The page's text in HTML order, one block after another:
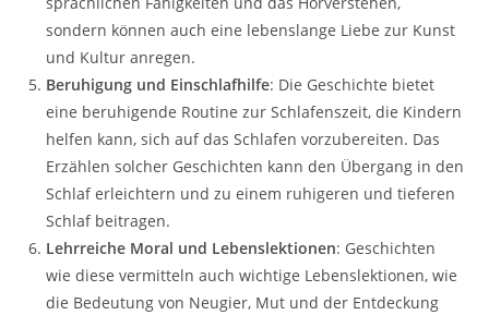
sondern können auch eine lebenslange Liebe zur Kunst
und Kultur anregen.
Beruhigung und Einschlafhilfe: Die Geschichte bietet
eine beruhigende Routine zur Schlafenszeit, die Kindern
helfen kann, sich auf das Schlafen vorzubereiten. Das
Erzählen solcher Geschichten kann den Übergang in den
Schlaf erleichtern und zu einem ruhigeren und tieferen
Schlaf beitragen.
Lehrreiche Moral und Lebenslektionen: Geschichten
wie diese vermitteln auch wichtige Lebenslektionen, wie
die Bedeutung von Neugier, Mut und der Entdeckung